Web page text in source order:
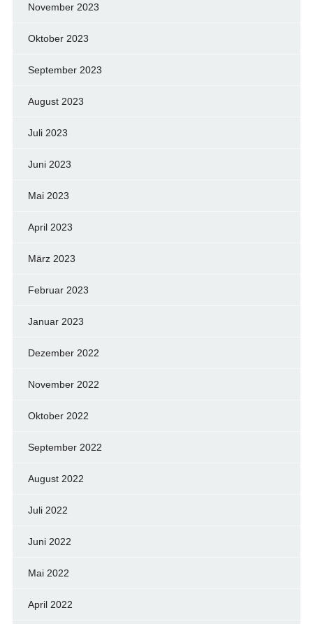
November 2023
Oktober 2023
September 2023
August 2023
Juli 2023
Juni 2023
Mai 2023
April 2023
März 2023
Februar 2023
Januar 2023
Dezember 2022
November 2022
Oktober 2022
September 2022
August 2022
Juli 2022
Juni 2022
Mai 2022
April 2022